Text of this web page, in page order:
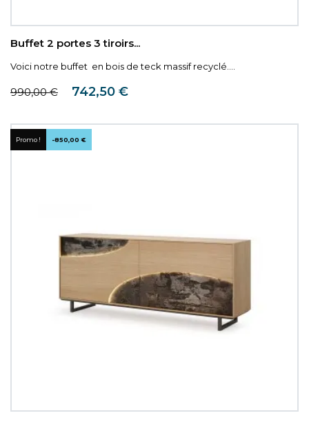
Buffet 2 portes 3 tiroirs...
Voici notre buffet en bois de teck massif recyclé....
Prix de base
990,00 € Prix
742,50 €
Promo ! -850,00 €